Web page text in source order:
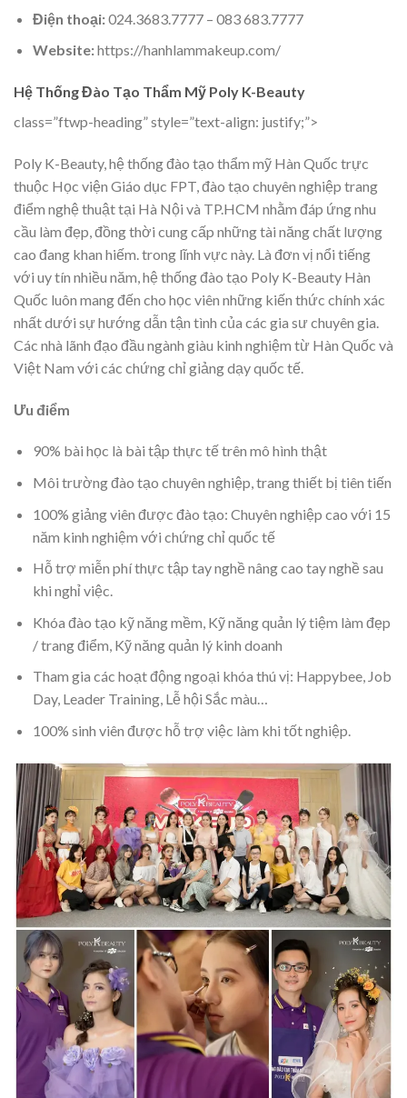
Điện thoại:024.3683.7777 – 083 683.7777
Website:https://hanhlammakeup.com/
Hệ Thống Đào Tạo Thẩm Mỹ Poly K-Beauty
class=”ftwp-heading” style=”text-align: justify;”>
Poly K-Beauty, hệ thống đào tạo thẩm mỹ Hàn Quốc trực
thuộc Học viện Giáo dục FPT, đào tạo chuyên nghiệp trang
điểm nghệ thuật tại Hà Nội và TP.HCM nhằm đáp ứng nhu
cầu làm đẹp, đồng thời cung cấp những tài năng chất lượng
cao đang khan hiếm. trong lĩnh vực này. Là đơn vị nổi tiếng
với uy tín nhiều năm, hệ thống đào tạo Poly K-Beauty Hàn
Quốc luôn mang đến cho học viên những kiến ​​thức chính xác
nhất dưới sự hướng dẫn tận tình của các gia sư chuyên gia.
Các nhà lãnh đạo đầu ngành giàu kinh nghiệm từ Hàn Quốc và
Việt Nam với các chứng chỉ giảng dạy quốc tế.
Ưu điểm
90% bài học là bài tập thực tế trên mô hình thật
Môi trường đào tạo chuyên nghiệp, trang thiết bị tiên tiến
100% giảng viên được đào tạo: Chuyên nghiệp cao với 15
năm kinh nghiệm với chứng chỉ quốc tế
Hỗ trợ miễn phí thực tập tay nghề nâng cao tay nghề sau
khi nghỉ việc.
Khóa đào tạo kỹ năng mềm, Kỹ năng quản lý tiệm làm đẹp
/ trang điểm, Kỹ năng quản lý kinh doanh
Tham gia các hoạt động ngoại khóa thú vị: Happybee, Job
Day, Leader Training, Lễ hội Sắc màu…
100% sinh viên được hỗ trợ việc làm khi tốt nghiệp.